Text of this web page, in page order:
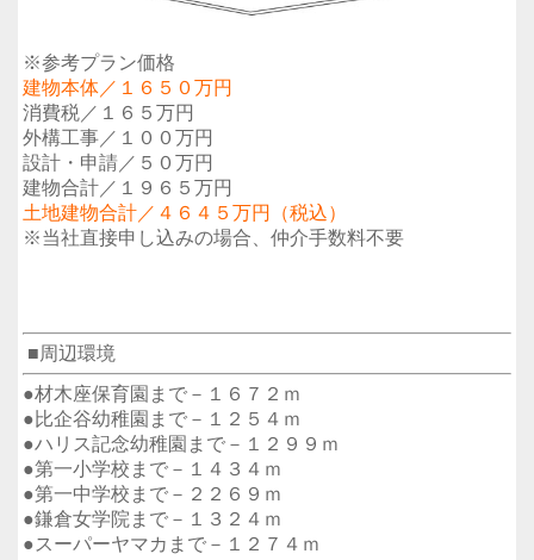
※参考プラン価格
建物本体／１６５０万円
消費税／１６５万円
外構工事／１００万円
設計・申請／５０万円
建物合計／１９６５万円
土地建物合計／４６４５万円（税込）
※当社直接申し込みの場合、仲介手数料不要
■周辺環境
●材木座保育園まで－１６７２ｍ
●比企谷幼稚園まで－１２５４ｍ
●ハリス記念幼稚園まで－１２９９ｍ
●第一小学校まで－１４３４ｍ
●第一中学校まで－２２６９ｍ
●鎌倉女学院まで－１３２４ｍ
●スーパーヤマカまで－１２７４ｍ